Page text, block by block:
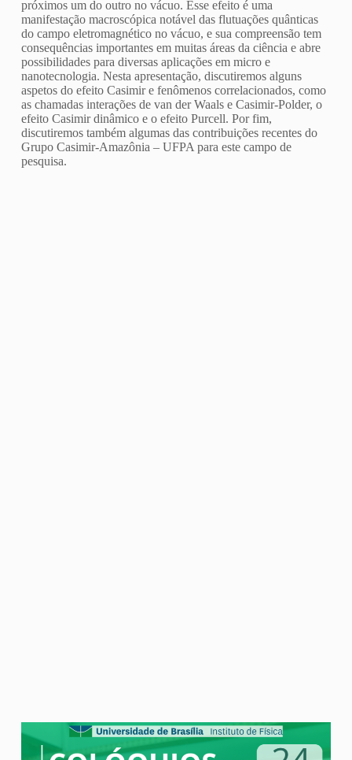
próximos um do outro no vácuo. Esse efeito é uma
manifestação macroscópica notável das flutuações quânticas
do campo eletromagnético no vácuo, e sua compreensão tem
consequências importantes em muitas áreas da ciência e abre
possibilidades para diversas aplicações em micro e
nanotecnologia. Nesta apresentação, discutiremos alguns
aspetos do efeito Casimir e fenômenos correlacionados, como
as chamadas interações de van der Waals e Casimir-Polder, o
efeito Casimir dinâmico e o efeito Purcell. Por fim,
discutiremos também algumas das contribuições recentes do
Grupo Casimir-Amazônia – UFPA para este campo de
pesquisa.